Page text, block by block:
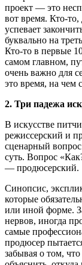
проект — это
вот время. Кто-то,
успевает
буквально на
Кто-то в первые
самом главном,
очень важно для
это время, на чем
2. Три падежа
В искусстве
режиссерский и
сценарный
суть. Вопрос
— продюсерский.
Синопсис,
которые
или иной форме.
нервов, иногда
самые
продюсер
забывая о том,